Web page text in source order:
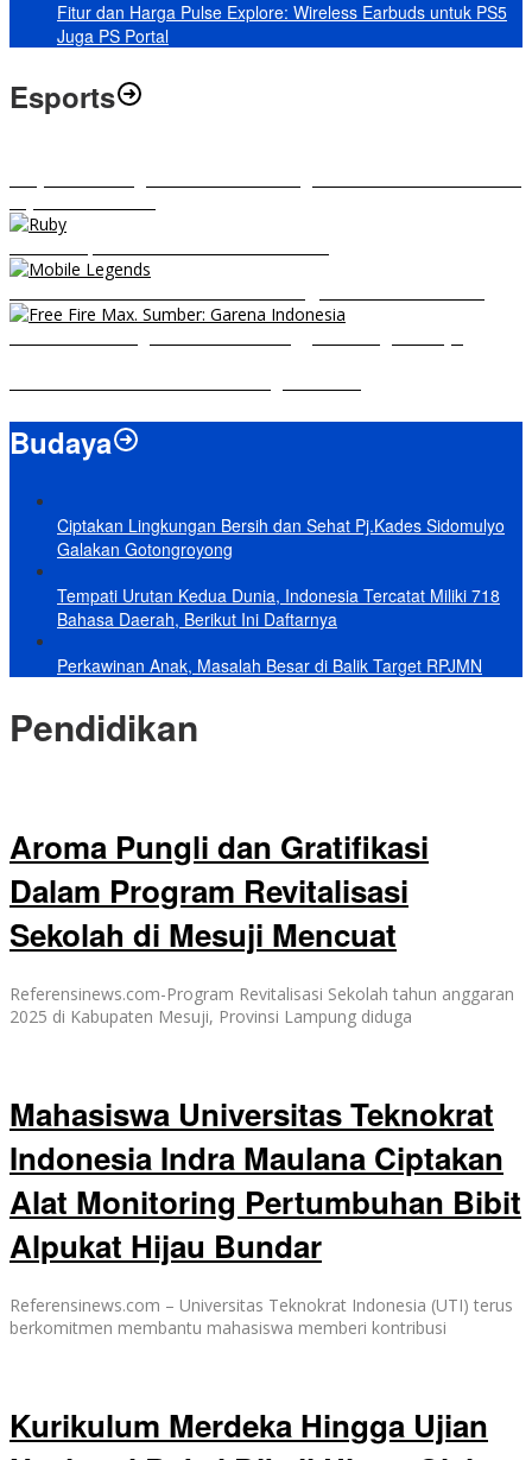
Fitur dan Harga Pulse Explore: Wireless Earbuds untuk PS5
Juga PS Portal
Esports
Budaya
Ciptakan Lingkungan Bersih dan Sehat Pj.Kades Sidomulyo
Galakan Gotongroyong
Tempati Urutan Kedua Dunia, Indonesia Tercatat Miliki 718
Bahasa Daerah, Berikut Ini Daftarnya
Perkawinan Anak, Masalah Besar di Balik Target RPJMN
Pendidikan
Aroma Pungli dan Gratifikasi
Dalam Program Revitalisasi
Sekolah di Mesuji Mencuat
Referensinews.com-Program Revitalisasi Sekolah tahun anggaran
2025 di Kabupaten Mesuji, Provinsi Lampung diduga
Mahasiswa Universitas Teknokrat
Indonesia Indra Maulana Ciptakan
Alat Monitoring Pertumbuhan Bibit
Alpukat Hijau Bundar
Referensinews.com – Universitas Teknokrat Indonesia (UTI) terus
berkomitmen membantu mahasiswa memberi kontribusi
Kurikulum Merdeka Hingga Ujian